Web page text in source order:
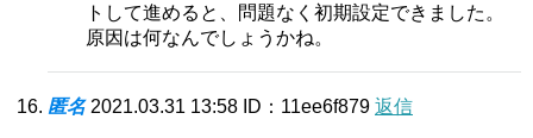
トして進めると、問題なく初期設定できました。
原因は何なんでしょうかね。
匿名 2021.03.31 13:58 ID：11ee6f879 返信